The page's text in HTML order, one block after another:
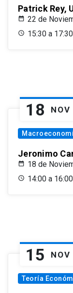
Patrick Rey,
22 de
15:30 a 17:30
18 NOV
Jeronimo
18 de
14:00 a 16:00
15 NOV
Teoría